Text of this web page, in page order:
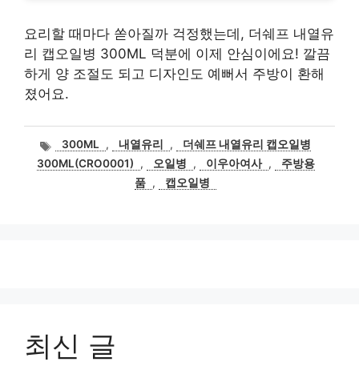
요리할 때마다 쏟아질까 걱정했는데, 더쉐프 내열유
리 캡오일병 300ML 덕분에 이제 안심이에요! 깔끔
하게 양 조절도 되고 디자인도 예뻐서 주방이 환해
졌어요.
태
그
300ML , 내열유리 ,
더쉐프 내열유리 캡오일병
300ML(CRO0001)
, 오일병 , 이우아여사 ,
주방용
품 , 캡오일병
최신 글